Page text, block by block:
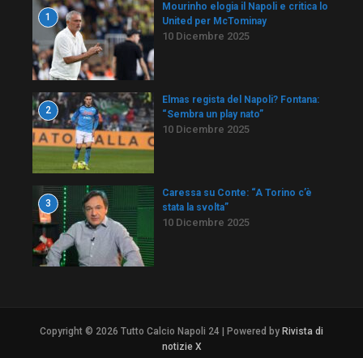
1
Mourinho elogia il Napoli e critica lo
United per McTominay
10 Dicembre 2025
2
Elmas regista del Napoli? Fontana:
“Sembra un play nato”
10 Dicembre 2025
3
Caressa su Conte: “A Torino c’è
stata la svolta”
10 Dicembre 2025
Copyright © 2026 Tutto Calcio Napoli 24 | Powered by Rivista di
notizie X